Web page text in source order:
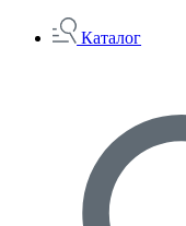
Каталог